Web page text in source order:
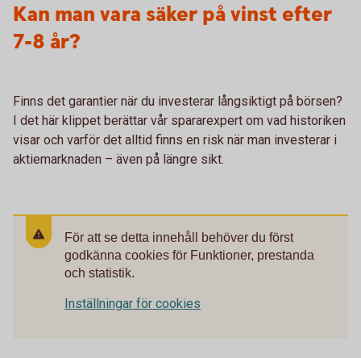
Kan man vara säker på vinst efter
7-8 år?
Finns det garantier när du investerar långsiktigt på börsen?
I det här klippet berättar vår spararexpert om vad historiken
visar och varför det alltid finns en risk när man investerar i
aktiemarknaden – även på längre sikt.
För att se detta innehåll behöver du först
godkänna cookies för Funktioner, prestanda
och statistik.
Inställningar för cookies